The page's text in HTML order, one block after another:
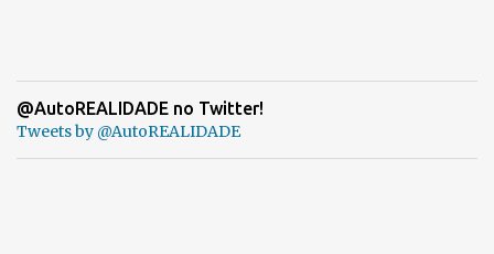
@AutoREALIDADE no Twitter!
Tweets by @AutoREALIDADE